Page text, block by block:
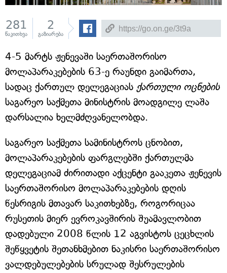
281
წაკითხვა
2
გაზიარება
4-5 მარტს ჟენევაში საერთაშორისო
მოლაპარაკებების 63-ე რაუნდი გაიმართა,
სადაც ქართულ დელეგაციას ქართული ოცნების
საგარეო საქმეთა მინისტრის მოადგილე ლაშა
დარსალია ხელმძღვანელობდა.
საგარეო საქმეთა სამინისტროს ცნობით,
მოლაპარაკებების ფარგლებში ქართულმა
დელეგაციამ ძირითადი აქცენტი გააკეთა ჟენევის
საერთაშორისო მოლაპარაკებების დღის
წესრიგის მთავარ საკითხებზე, როგორიცაა
რუსეთის მიერ ევროკავშირის შუამავლობით
დადებული 2008 წლის 12 აგვისტოს ცეცხლის
შეწყვეტის შეთანხმებით ნაკისრი საერთაშორისო
ვალდებულებების სრულად შესრულების